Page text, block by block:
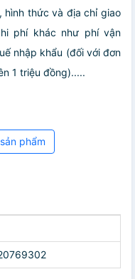
hình thức và địa chỉ giao
phí khác như phí vận
nhập khẩu (đối với đơn
1 triệu đồng).....
phẩm